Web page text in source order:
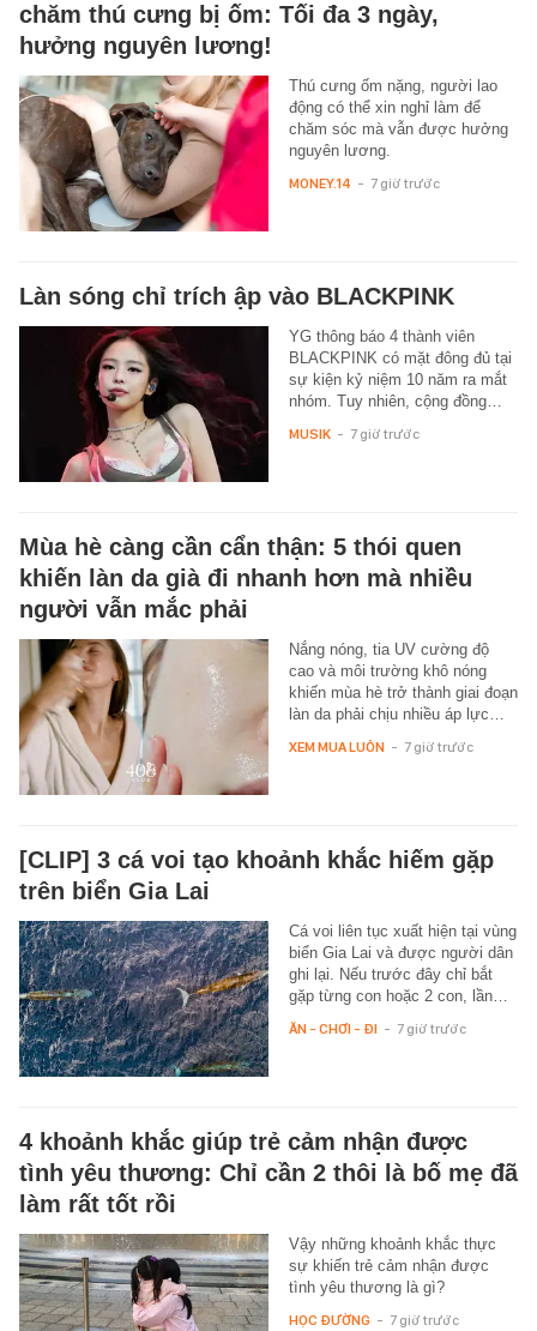
chăm thú cưng bị ốm: Tối đa 3 ngày,
hưởng nguyên lương!
Thú cưng ốm nặng, người lao
động có thể xin nghỉ làm để
chăm sóc mà vẫn được hưởng
nguyên lương.
MONEY.14 - 7 giờ trước
Làn sóng chỉ trích ập vào BLACKPINK
YG thông báo 4 thành viên
BLACKPINK có mặt đông đủ tại
sự kiện kỷ niệm 10 năm ra mắt
nhóm. Tuy nhiên, cộng đồng…
MUSIK - 7 giờ trước
Mùa hè càng cần cẩn thận: 5 thói quen
khiến làn da già đi nhanh hơn mà nhiều
người vẫn mắc phải
Nắng nóng, tia UV cường độ
cao và môi trường khô nóng
khiến mùa hè trở thành giai đoạn
làn da phải chịu nhiều áp lực…
XEM MUA LUÔN - 7 giờ trước
[CLIP] 3 cá voi tạo khoảnh khắc hiếm gặp
trên biển Gia Lai
Cá voi liên tục xuất hiện tại vùng
biển Gia Lai và được người dân
ghi lại. Nếu trước đây chỉ bắt
gặp từng con hoặc 2 con, lần…
ĂN - CHƠI - ĐI - 7 giờ trước
4 khoảnh khắc giúp trẻ cảm nhận được
tình yêu thương: Chỉ cần 2 thôi là bố mẹ đã
làm rất tốt rồi
Vậy những khoảnh khắc thực
sự khiến trẻ cảm nhận được
tình yêu thương là gì?
HỌC ĐƯỜNG - 7 giờ trước